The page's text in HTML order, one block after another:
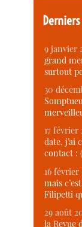
9 janvier
grand
surtout
30
17 février
date, j’ai
contact :
16 février
mais
Filipetti
29 août
la Revue